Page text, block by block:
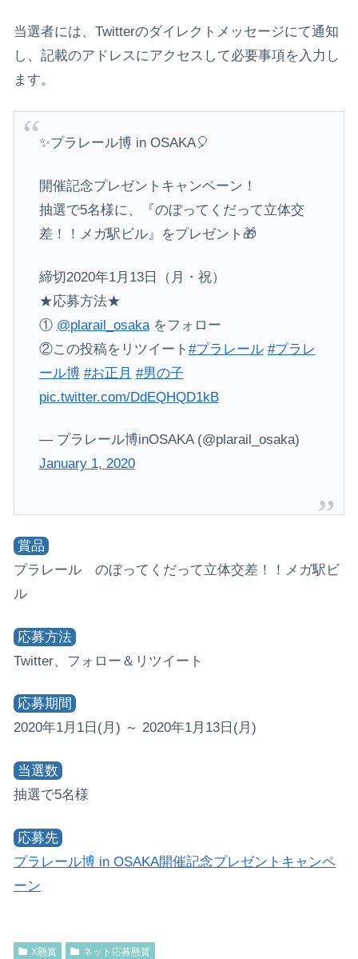
当選者には、Twitterのダイレクトメッセージにて通知
し、記載のアドレスにアクセスして必要事項を入力し
ます。
✨プラレール博 in OSAKA🎈
開催記念プレゼントキャンペーン！
抽選で5名様に、『のぼってくだって立体交
差！！メガ駅ビル』をプレゼント🎁
締切2020年1月13日（月・祝）
★応募方法★
① @plarail_osakaをフォロー
②この投稿をリツイート #プラレール #プラレ
ール博 #お正月 #男の子
pic.twitter.com/DdEQHQD1kB
— プラレール博inOSAKA (@plarail_osaka)
January 1, 2020
賞品
プラレール のぼってくだって立体交差！！メガ駅ビ
ル
応募方法
Twitter、フォロー＆リツイート
応募期間
2020年1月1日(月) ～ 2020年1月13日(月)
当選数
抽選で5名様
応募先
プラレール博 in OSAKA開催記念プレゼントキャンペ
ーン
X懸賞 ネット応募懸賞